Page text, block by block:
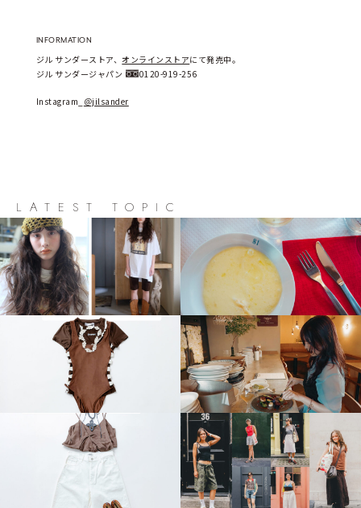
INFORMATION
ジル サンダーストア、オンラインストアにて発売中。
ジル サンダージャパン
0120-919-256
Instagram_ ＠jilsander
LATEST TOPIC